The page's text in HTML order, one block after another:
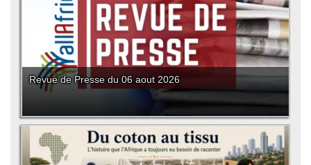
Revue de Presse du 06 aout 2026